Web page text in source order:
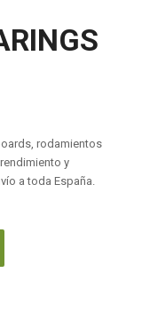
rodamientos
y
a toda España.